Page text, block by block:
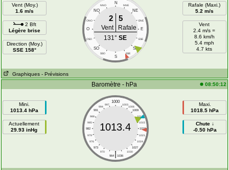
Vent (Moy.)
1.6 m/s
2 Bft
Légère brise
Direction (Moy.)
SSE 158°
N
NNO NNE
NO NE
ONO ENE
O E
OSO ESE
SO SE
SSO SSE
S
2 5
Vent
Rafale
131°SE
Rafale (Maxi.)
5.2 m/s
Vent
2.4 m/s =
8.6 km/h
5.4 mph
4.7 kts
Graphiques - Prévisions
Baromètre - hPa 08:50:12
Mini.
1013.4 hPa
Actuellement
29.93 inHg
1000
997 1003
994
1006
991
1009
988
1012
985
1015
982
1018
979
1021
976
1024
973
1027
970
1030
|
964 1036
1013.4
Maxi.
1018.5 hPa
Chute ↓
-0.50 hPa